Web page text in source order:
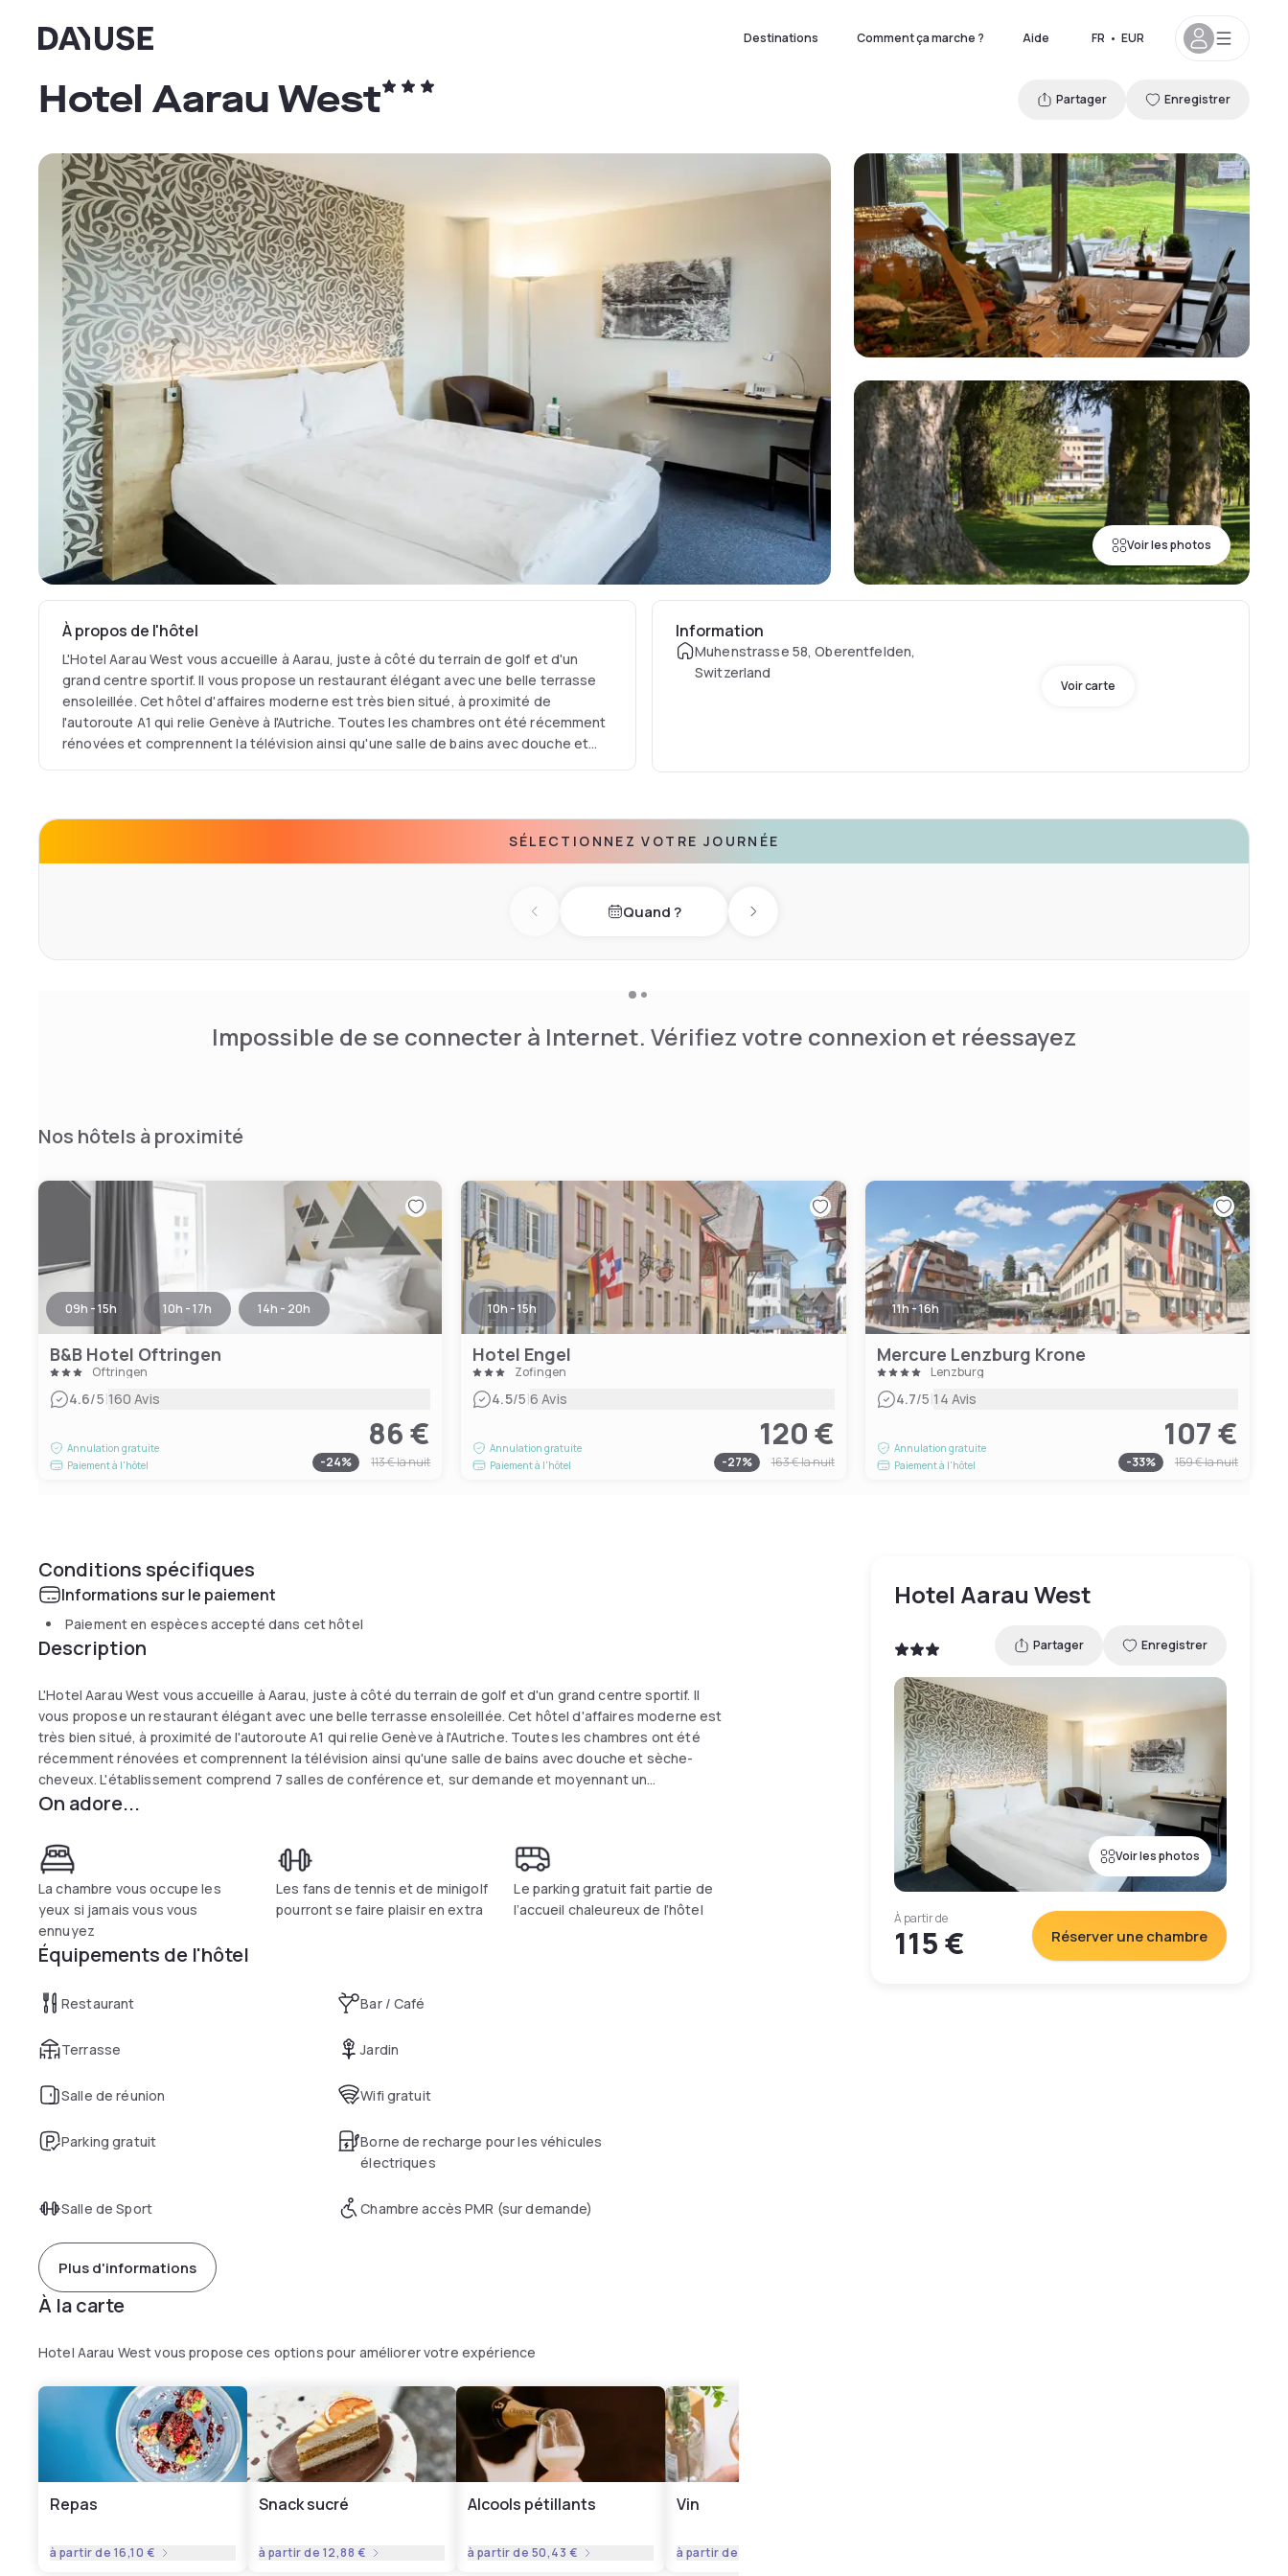
Dayuse Destinations Comment ça marche ? Aide FR • EUR
Voir les photos
Hotel Aarau West Partager Enregistrer
À propos de l'hôtel
L'Hotel Aarau West vous accueille à Aarau, juste à côté du terrain de golf et d'un
grand centre sportif. Il vous propose un restaurant élégant avec une belle terrasse
ensoleillée. Cet hôtel d'affaires moderne est très bien situé, à proximité de
l'autoroute A1 qui relie Genève à l'Autriche. Toutes les chambres ont été récemment
rénovées et comprennent la télévision ainsi qu'une salle de bains avec douche et
Information
Muhenstrasse 58, Oberentfelden,
Switzerland
Voir carte
SÉLECTIONNEZ VOTRE JOURNÉE
Previous dayQuand ? Next day
Impossible de se connecter à Internet. Vérifiez votre connexion et réessayez
Nos hôtels à proximité
09h - 15h 10h - 17h 14h - 20h
B&B Hotel Oftringen
Oftringen
4.6/5|160 Avis
Annulation gratuite
Paiement à l'hôtel
86 €
-24% 113 €la nuit
10h - 15h
Hotel Engel
Zofingen
4.5/5|6 Avis
Annulation gratuite
Paiement à l'hôtel
120 €
-27% 163 €la nuit
11h - 16h
Mercure Lenzburg Krone
Lenzburg
4.7/5|14 Avis
Annulation gratuite
Paiement à l'hôtel
107 €
-33% 159 €la nuit
Conditions spécifiques
Informations sur le paiement
Paiement en espèces accepté dans cet hôtel
Description
L'Hotel Aarau West vous accueille à Aarau, juste à côté du terrain de golf et d'un grand centre sportif. Il
vous propose un restaurant élégant avec une belle terrasse ensoleillée. Cet hôtel d'affaires moderne est
très bien situé, à proximité de l'autoroute A1 qui relie Genève à l'Autriche. Toutes les chambres ont été
récemment rénovées et comprennent la télévision ainsi qu'une salle de bains avec douche et sèche-
cheveux. L'établissement comprend 7 salles de conférence et, sur demande et moyennant un
supplément, vous pouvez utiliser les courts de tennis et de squash ainsi que le parcours de minigolf.
On adore...
La chambre vous occupe les
yeux si jamais vous vous
ennuyez
Les fans de tennis et de minigolf
pourront se faire plaisir en extra
Le parking gratuit fait partie de
l’accueil chaleureux de l’hôtel
Équipements de l'hôtel
Restaurant Bar / Café
Terrasse Jardin
Salle de réunion Wifi gratuit
Parking gratuit
Borne de recharge pour les véhicules
électriques
Salle de Sport Chambre accès PMR (sur demande)
Plus d'informations
À la carte
Hotel Aarau West vous propose ces options pour améliorer votre expérience
Repas
à partir de 16,10 €
Snack sucré
à partir de 12,88 €
Alcools pétillants
à partir de 50,43 €
Vin
à partir de
Hotel Aarau West
Partager Enregistrer
Voir les photos
À partir de
115 € Réserver une chambre